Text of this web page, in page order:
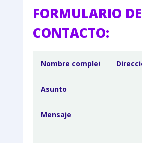
FORMULARIO DE
CONTACTO: